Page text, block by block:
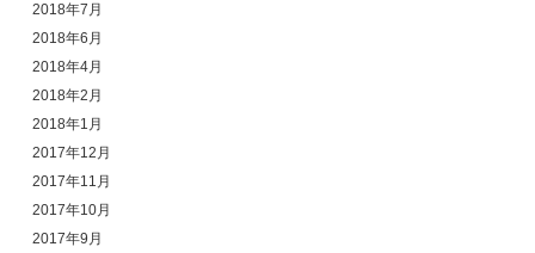
2018年7月
2018年6月
2018年4月
2018年2月
2018年1月
2017年12月
2017年11月
2017年10月
2017年9月